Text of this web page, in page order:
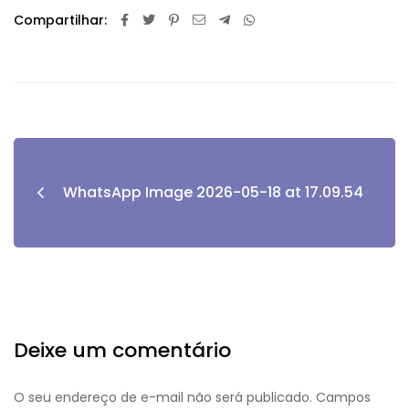
Compartilhar:
WhatsApp Image 2026-05-18 at 17.09.54
Deixe um comentário
O seu endereço de e-mail não será publicado. Campos